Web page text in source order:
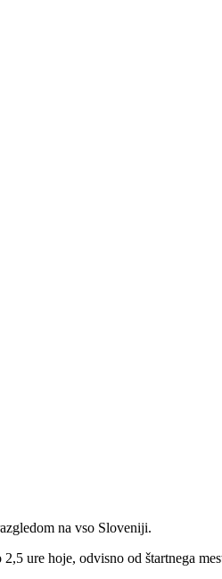
na vso Sloveniji.
ure hoje, odvisno od štartnega